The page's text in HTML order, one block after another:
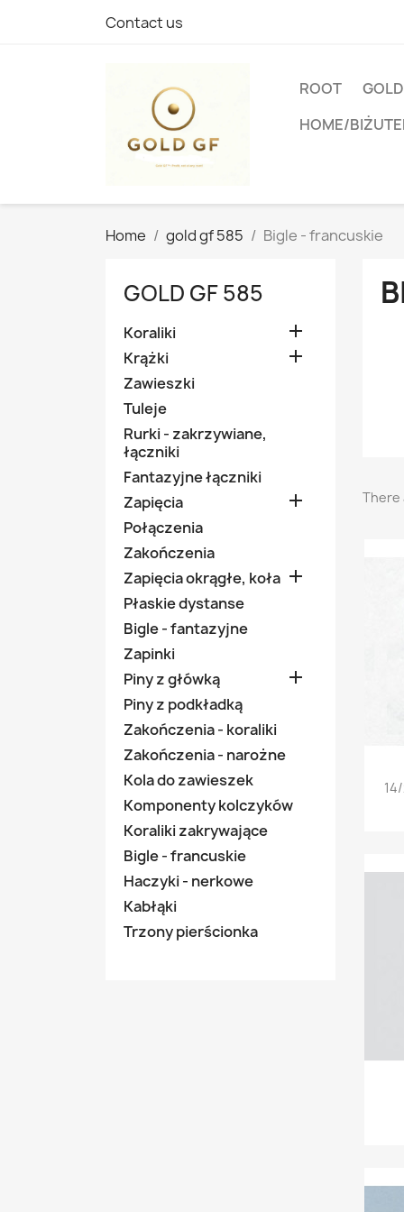
Contact us
ROOT
HOME/
Home gold gf 585 Bigle - francuskie
GOLD GF 585
Koraliki 
Krążki 
Zawieszki
Tuleje
Rurki - zakrzywiane,
łączniki
Fantazyjne łączniki
Zapięcia

Połączenia
Zakończenia
Zapięcia okrągłe, koła 
Płaskie dystanse
Bigle - fantazyjne
Zapinki
Piny z główką

Piny z podkładką
Zakończenia - koraliki
Zakończenia - narożne
Kola do zawieszek
Komponenty kolczyków
Koraliki zakrywające
Bigle - francuskie
Haczyki - nerkowe
Kabłąki
Trzony pierścionka
There